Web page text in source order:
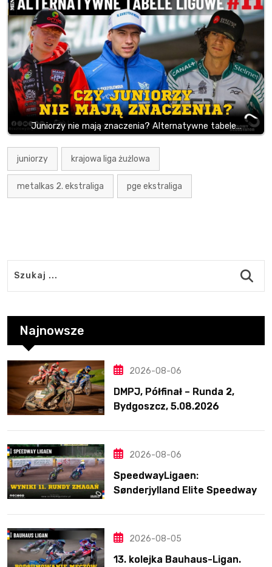
Juniorzy nie mają znaczenia? Alternatywne tabele…
juniorzy krajowa liga żużlowa
metalkas 2. ekstraliga pge ekstraliga
Najnowsze
2026-08-06
DMPJ, Półfinał – Runda 2,
Bydgoszcz, 5.08.2026
2026-08-06
SpeedwayLigaen:
Sønderjylland Elite Speedway
2026-08-05
13. kolejka Bauhaus-Ligan.